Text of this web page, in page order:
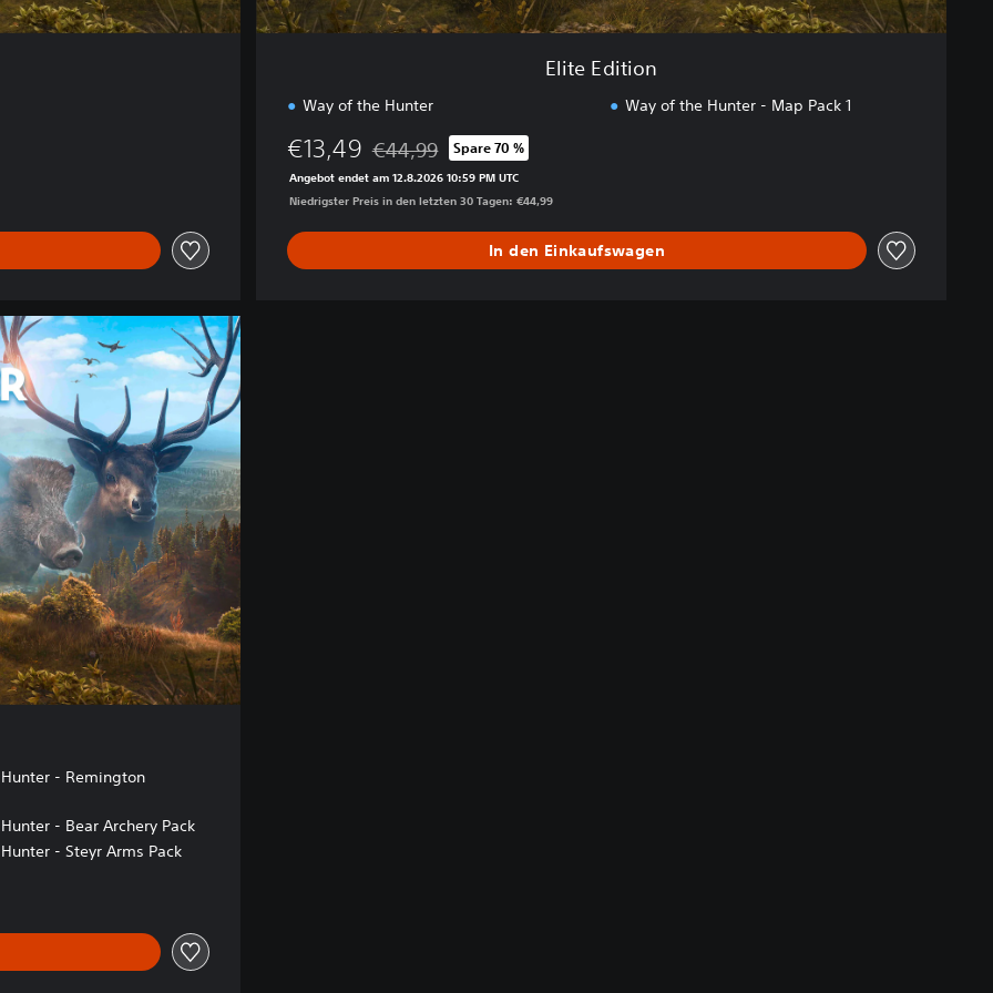
Elite Edition
Way of the Hunter Way of the Hunter - Map Pack 1
€13,49 Preisnachlass gegenüber dem Originalpreis von €44,99
€44,99 Spare 70 %
Angebot endet am 12.8.2026 10:59 PM UTC
Niedrigster Preis in den letzten 30 Tagen: €44,99
In den Einkaufswagen
- Remington
- Bear Archery Pack
- Steyr Arms Pack